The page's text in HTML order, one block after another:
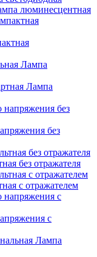
люминесцентная
Лампа
Лампа
без
без отражателя
с отражателем
с
Лампа